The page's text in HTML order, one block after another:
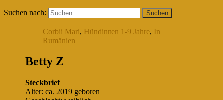
Suchen nach:
Corbii Mari, Hündinnen 1-9 Jahre, In
Rumänien
Betty Z
Steckbrief
Alter: ca. 2019 geboren